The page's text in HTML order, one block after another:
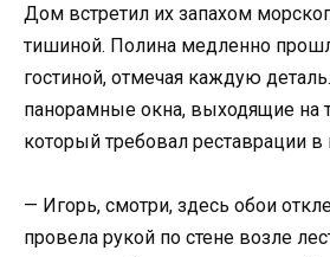
Дом встретил их запахом
тишиной. Полина медленно
гостиной, отмечая каждую
панорамные окна, выходящие на
который требовал реставрации в
— Игорь, смотри, здесь обои
провела рукой по стене возле